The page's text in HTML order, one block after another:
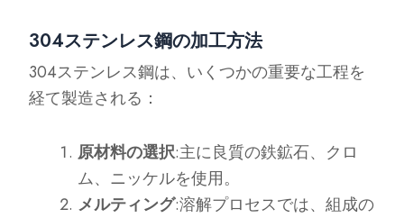
304ステンレス鋼の加工方法
304ステンレス鋼は、いくつかの重要な工程を
経て製造される：
原材料の選択:主に良質の鉄鉱石、クロ
ム、ニッケルを使用。
メルティング:溶解プロセスでは、組成の